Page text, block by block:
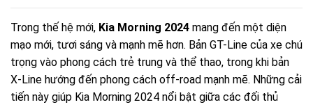
Trong thế hệ mới, Kia Morning 2024 mang đến một diện
mạo mới, tươi sáng và mạnh mẽ hơn. Bản GT-Line của xe chú
trọng vào phong cách trẻ trung và thể thao, trong khi bản
X-Line hướng đến phong cách off-road mạnh mẽ. Những cải
tiến này giúp Kia Morning 2024 nổi bật giữa các đối thủ